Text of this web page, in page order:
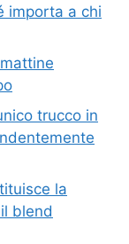
importa a chi
trucco in
la
blend